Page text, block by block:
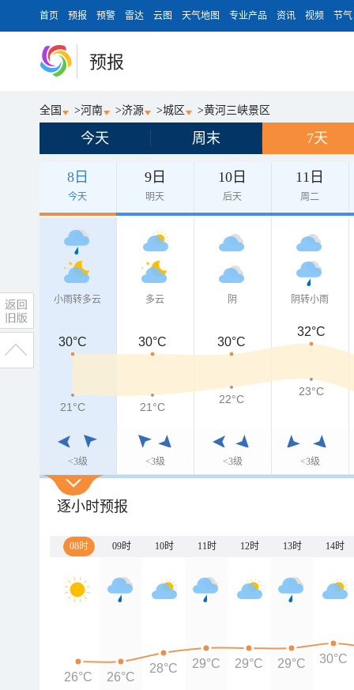
首页 预报 预警 雷达 云图 天气地图 专业产品 资讯 视频 节气
预报
全国 >河南 >济源 >城区 >黄河三峡景区
今天 周末 7天
8日
今天
9日
明天
10日
后天
11日
周二
小雨转多云
<3级
多云
<3级
阴
<3级
阴转小雨
<3级
30°C 30°C 30°C
32°C
21°C 21°C
22°C
23°C
逐小时预报
08时 09时 10时 11时 12时 13时 14时
26°C 26°C
28°C 29°C 29°C 29°C 30°C